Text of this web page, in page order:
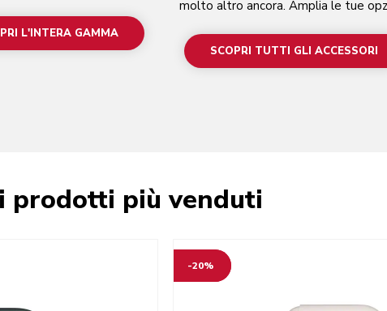
L'INTERA GAMMA
molto altro ancora. Amplia le tue
SCOPRI TUTTI GLI ACCESSORI
prodotti più venduti
-20%